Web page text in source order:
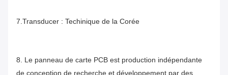
7.Transducer : Techinique de la Corée
8. Le panneau de carte PCB est production indépendante
de conception de recherche et développement par des